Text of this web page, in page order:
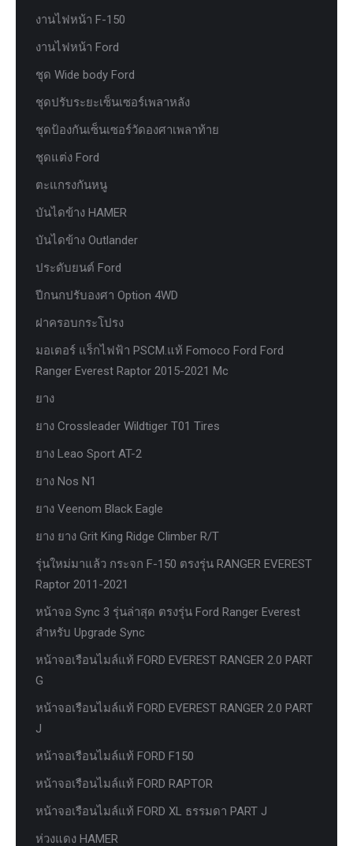
งานไฟหน้า F-150
งานไฟหน้า Ford
ชุด Wide body Ford
ชุดปรับระยะเซ็นเซอร์เพลาหลัง
ชุดป้องกันเซ็นเซอร์วัดองศาเพลาท้าย
ชุดแต่ง Ford
ตะแกรงกันหนู
บันไดข้าง HAMER
บันไดข้าง Outlander
ประดับยนต์ Ford
ปีกนกปรับองศา Option 4WD
ฝาครอบกระโปรง
มอเตอร์ แร็กไฟฟ้า PSCM.แท้ Fomoco Ford Ford
Ranger Everest Raptor 2015-2021 Mc
ยาง
ยาง Crossleader Wildtiger T01 Tires
ยาง Leao Sport AT-2
ยาง Nos N1
ยาง Veenom Black Eagle
ยาง ยาง Grit King Ridge Climber R/T
รุ่นใหม่มาแล้ว กระจก F-150 ตรงรุ่น RANGER EVEREST
Raptor 2011-2021
หน้าจอ Sync 3 รุ่นล่าสุด ตรงรุ่น Ford Ranger Everest
สำหรับ Upgrade Sync
หน้าจอเรือนไมล์แท้ FORD EVEREST RANGER 2.0 PART
G
หน้าจอเรือนไมล์แท้ FORD EVEREST RANGER 2.0 PART
J
หน้าจอเรือนไมล์แท้ FORD F150
หน้าจอเรือนไมล์แท้ FORD RAPTOR
หน้าจอเรือนไมล์แท้ FORD XL ธรรมดา PART J
ห่วงแดง HAMER